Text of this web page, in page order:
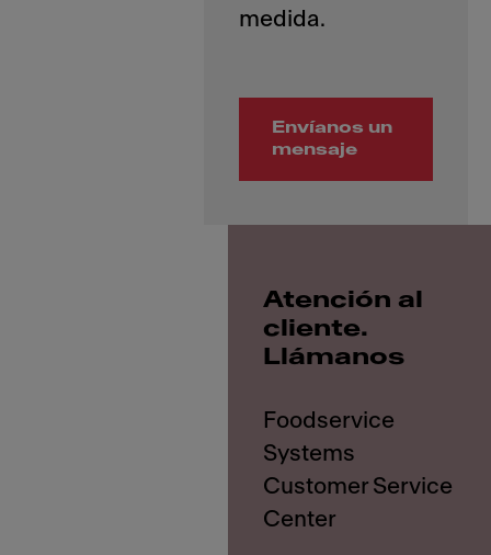
Envíanos un
mensaje
Atención al
cliente.
Llámanos
Foodservice
Systems
Customer Service
Center